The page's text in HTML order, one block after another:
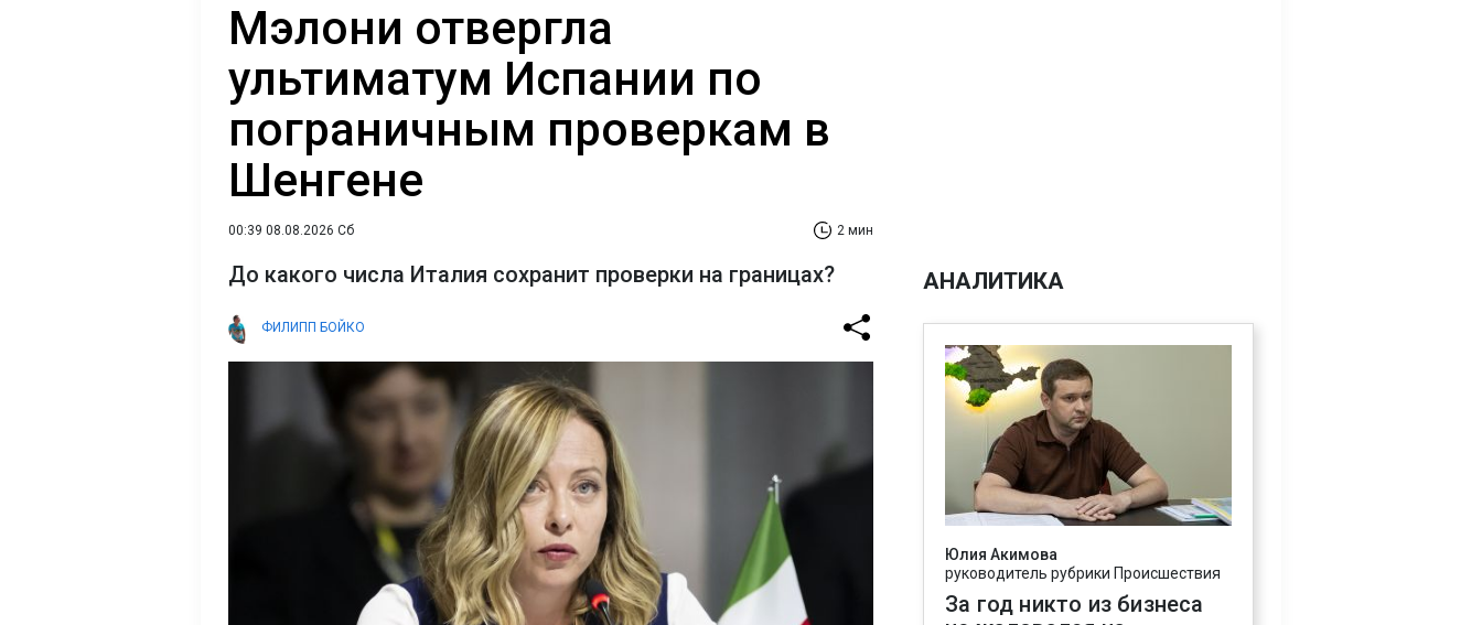
Мэлони отвергла
ультиматум Испании по
пограничным проверкам в
Шенгене
00:39 08.08.2026 Сб 2 мин
До какого числа Италия сохранит проверки на границах?
ФИЛИПП БОЙКО
АНАЛИТИКА
Юлия Акимова
руководитель рубрики Происшествия
За год никто из бизнеса